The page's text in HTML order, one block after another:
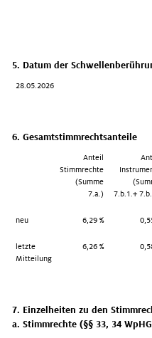
5. Datum der
28.05.2026
6. Gesamtstimmrechtsanteile
Anteil
Stimmrechte
(Summe
7.a.)
7.b.1.+
neu 6,29 %
letzte
Mitteilung
6,26 %
7. Einzelheiten zu den
a. Stimmrechte (§§ 33, 34